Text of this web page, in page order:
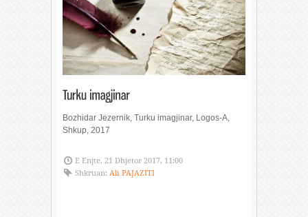
Bozhidar Jezernik, Turku imagjinar, Logos-A,
Shkup, 2017
E Enjte, 21 Dhjetor 2017, 11:00
Shkruan: Ali PAJAZITI